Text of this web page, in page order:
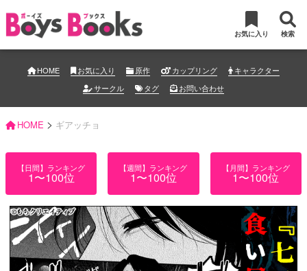
お気に入り 検索
HOME お気に入り 原作 カップリング
キャラクター
サークル
タグ お問い合わせ
HOME > ギアッチョ
【日間】ランキング
1〜100位
【週間】ランキング
1〜100位
【月間】ランキング
1〜100位